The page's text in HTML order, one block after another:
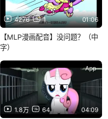
4276 1 01:06
【MLP漫画配音】没问题？（中
字）
1.8万 64 04:09
App